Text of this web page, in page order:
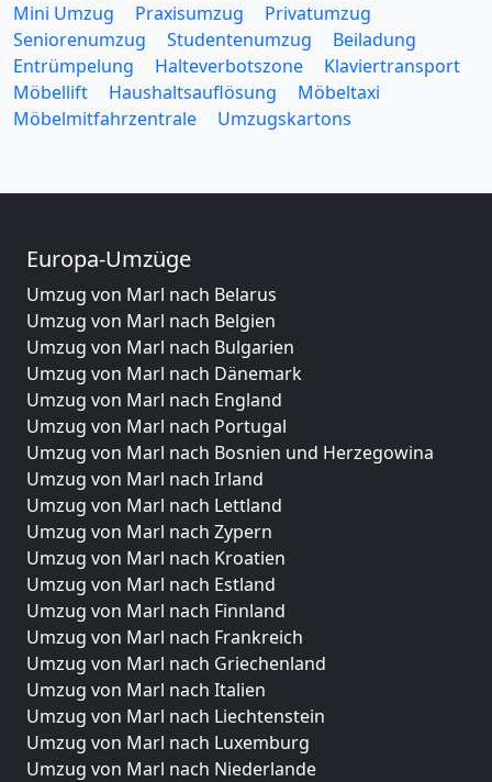
Mini Umzug
Praxisumzug
Privatumzug
Seniorenumzug
Studentenumzug
Beiladung
Entrümpelung
Halteverbotszone
Klaviertransport
Möbellift
Haushaltsauflösung
Möbeltaxi
Möbelmitfahrzentrale
Umzugskartons
Europa-Umzüge
Umzug von Marl nach Belarus
Umzug von Marl nach Belgien
Umzug von Marl nach Bulgarien
Umzug von Marl nach Dänemark
Umzug von Marl nach England
Umzug von Marl nach Portugal
Umzug von Marl nach Bosnien und Herzegowina
Umzug von Marl nach Irland
Umzug von Marl nach Lettland
Umzug von Marl nach Zypern
Umzug von Marl nach Kroatien
Umzug von Marl nach Estland
Umzug von Marl nach Finnland
Umzug von Marl nach Frankreich
Umzug von Marl nach Griechenland
Umzug von Marl nach Italien
Umzug von Marl nach Liechtenstein
Umzug von Marl nach Luxemburg
Umzug von Marl nach Niederlande